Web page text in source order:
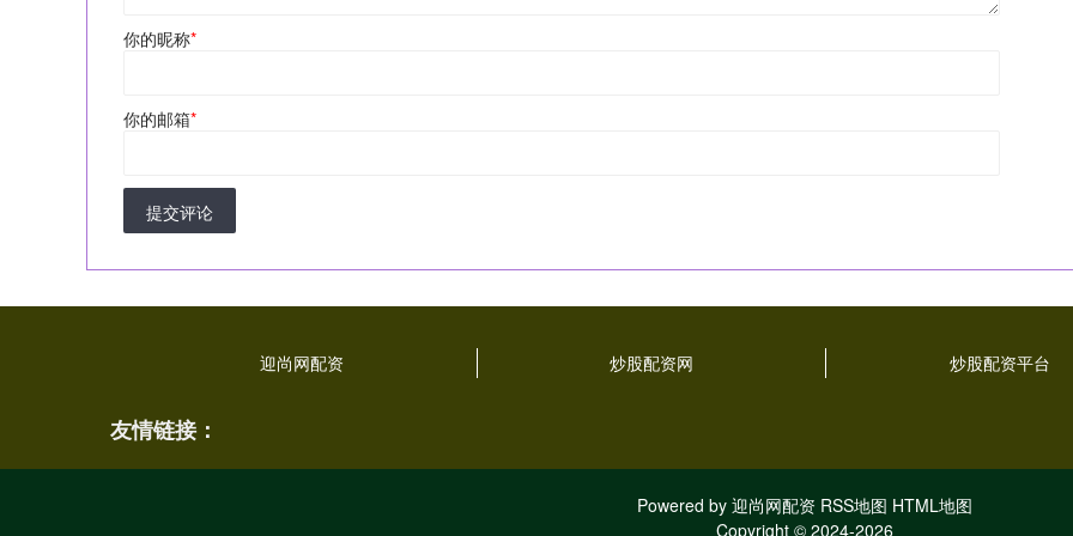
你的昵称*
你的邮箱*
提交评论
迎尚网配资 炒股配资网 炒股配资平台
友情链接：
Powered by 迎尚网配资 RSS地图 HTML地图
Copyright © 2024-2026